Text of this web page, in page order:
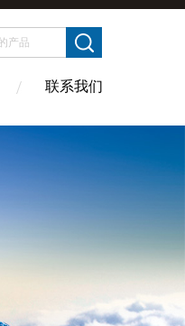
联系我们